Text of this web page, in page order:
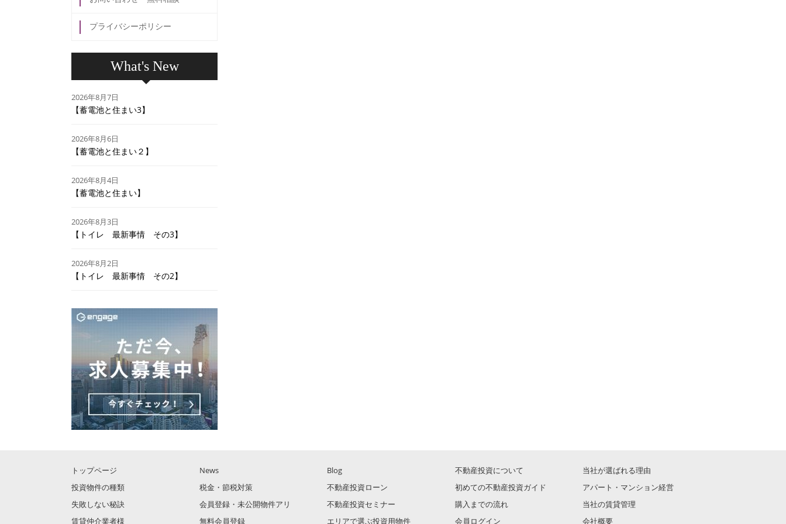
プライバシーポリシー
What's New
2026年8月7日
【蓄電池と住まい3】
2026年8月6日
【蓄電池と住まい２】
2026年8月4日
【蓄電池と住まい】
2026年8月3日
【トイレ 最新事情 その3】
2026年8月2日
【トイレ 最新事情 その2】
トップページ News Blog 不動産投資について
当社が選ばれる理由
投資物件の種類
税金・節税対策 不動産投資ローン 初めての不動産投資ガイド
アパート・マンション経営
失敗しない秘訣
会員登録・未公開物件アリ 不動産投資セミナー 購入までの流れ
当社の賃貸管理
賃貸仲介業者様
無料会員登録 エリアで選ぶ投資用物件 会員ログイン 会社概要